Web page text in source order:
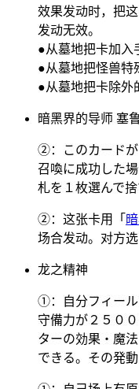
效果发动时，把
发动无效。
●从墓地把卡加入
●从墓地把怪兽特
●从墓地把卡除外
暗黑界的导师 塞
②：このカードが
召喚に成功した
札を１枚選んで捨
②：这张卡用「
场合发动。对方选
龙之精神
①：自分フィール
守備力が２５０
ターの効果・魔
できる。その発